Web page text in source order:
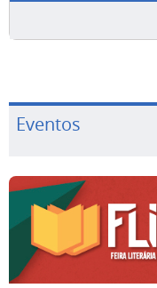
Eventos